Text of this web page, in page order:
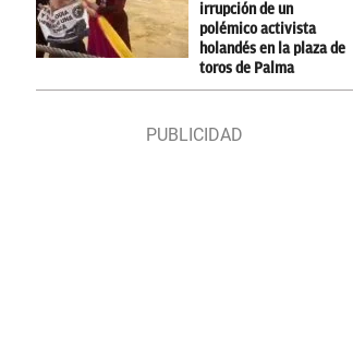
irrupción de un
polémico activista
holandés en la plaza de
toros de Palma